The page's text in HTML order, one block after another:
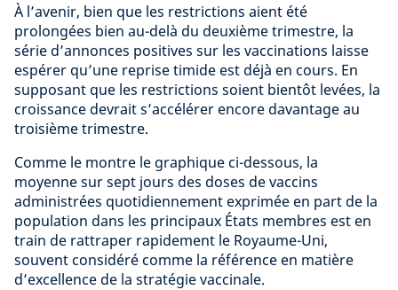
À l’avenir, bien que les restrictions aient été
prolongées bien au-delà du deuxième trimestre, la
série d’annonces positives sur les vaccinations laisse
espérer qu’une reprise timide est déjà en cours. En
supposant que les restrictions soient bientôt levées, la
croissance devrait s’accélérer encore davantage au
troisième trimestre.
Comme le montre le graphique ci-dessous, la
moyenne sur sept jours des doses de vaccins
administrées quotidiennement exprimée en part de la
population dans les principaux États membres est en
train de rattraper rapidement le Royaume-Uni,
souvent considéré comme la référence en matière
d’excellence de la stratégie vaccinale.